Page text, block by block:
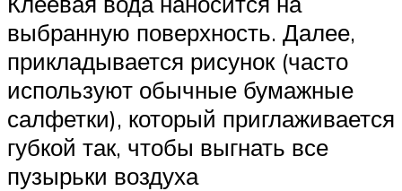
выбранную поверхность. Далее,
прикладывается рисунок (часто
используют обычные бумажные
салфетки), который приглаживается
губкой так, чтобы выгнать все
пузырьки воздуха